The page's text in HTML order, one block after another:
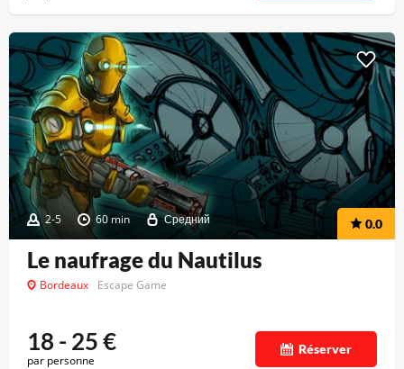
2-5 60 min Средний 0.0
Le naufrage du Nautilus
Bordeaux Escape Game
18 - 25€
par personne
Réserver